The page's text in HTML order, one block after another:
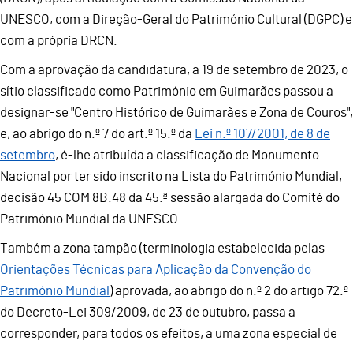
UNESCO, com a Direção-Geral do Património Cultural (DGPC) e
com a própria DRCN.
Com a aprovação da candidatura, a 19 de setembro de 2023, o
sítio classificado como Património em Guimarães passou a
designar-se "Centro Histórico de Guimarães e Zona de Couros",
e, ao abrigo do n.º 7 do art.º 15.º da
Lei n.º 107/2001, de 8 de
setembro, é-lhe atribuída a classificação de Monumento
Nacional por ter sido inscrito na Lista do Património Mundial,
decisão 45 COM 8B.48 da 45.ª sessão alargada do Comité do
Património Mundial da UNESCO.
Também a zona tampão (terminologia estabelecida pelas
Orientações Técnicas para Aplicação da Convenção do
Património Mundial ) aprovada, ao abrigo do n.º 2 do artigo 72.º
do Decreto-Lei 309/2009, de 23 de outubro, passa a
corresponder, para todos os efeitos, a uma zona especial de